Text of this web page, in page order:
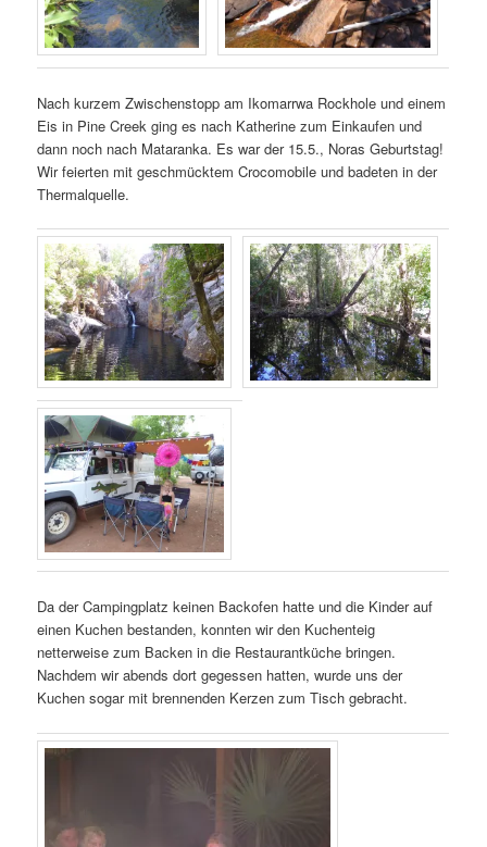
Nach kurzem Zwischenstopp am Ikomarrwa Rockhole und einem
Eis in Pine Creek ging es nach Katherine zum Einkaufen und
dann noch nach Mataranka. Es war der 15.5., Noras Geburtstag!
Wir feierten mit geschmücktem Crocomobile und badeten in der
Thermalquelle.
Da der Campingplatz keinen Backofen hatte und die Kinder auf
einen Kuchen bestanden, konnten wir den Kuchenteig
netterweise zum Backen in die Restaurantküche bringen.
Nachdem wir abends dort gegessen hatten, wurde uns der
Kuchen sogar mit brennenden Kerzen zum Tisch gebracht.